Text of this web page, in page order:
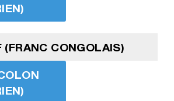
(FRANC CONGOLAIS)